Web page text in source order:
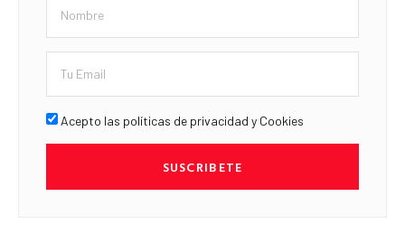
Acepto las políticas de privacidad y Cookies
SUSCRIBETE